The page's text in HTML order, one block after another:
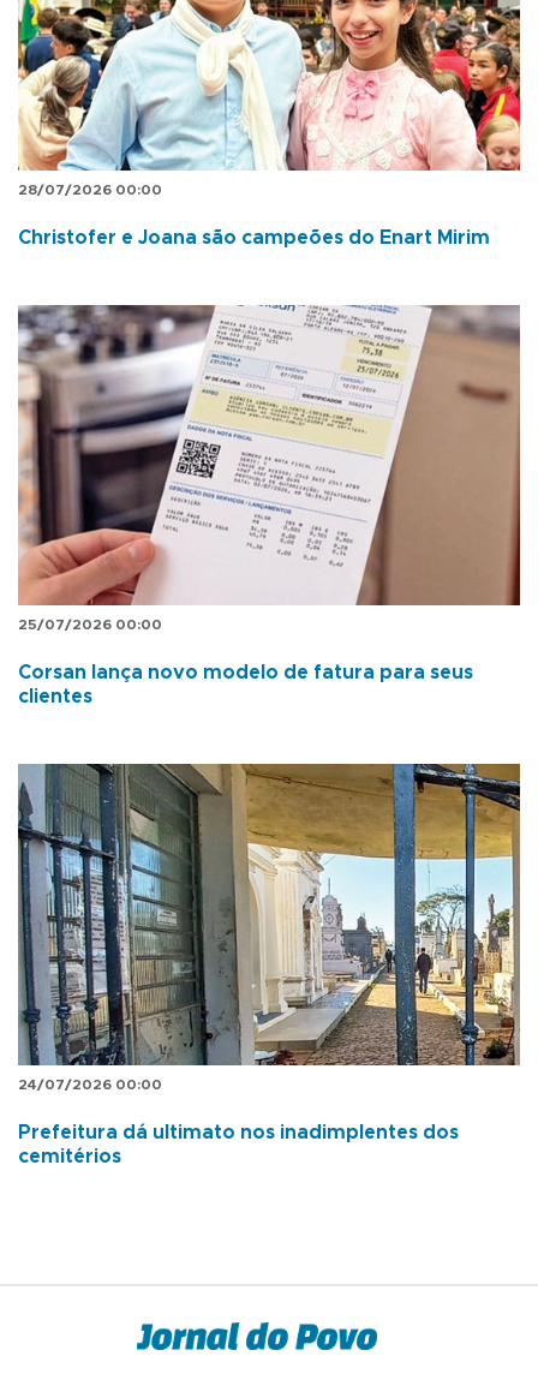
28/07/2026 00:00
Christofer e Joana são campeões do Enart Mirim
25/07/2026 00:00
Corsan lança novo modelo de fatura para seus
clientes
24/07/2026 00:00
Prefeitura dá ultimato nos inadimplentes dos
cemitérios